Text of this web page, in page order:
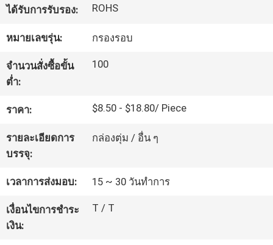
กับ
เรา
ทัวร์
โรงงาน
ควบคุม
คุณภาพ
ติดต่อ
ได้รับการรับรอง: ROHS
หมายเลขรุ่น: กรองรอบ
จำนวนสั่งซื้อขั้น
ต่ำ:
100
ราคา: $8.50 - $18.80/ Piece
รายละเอียดการ
บรรจุ:
กล่องตุ่ม / อื่น ๆ
เวลาการส่งมอบ: 15 ~ 30 วันทำการ
เงื่อนไขการชำระ
เงิน:
T / T